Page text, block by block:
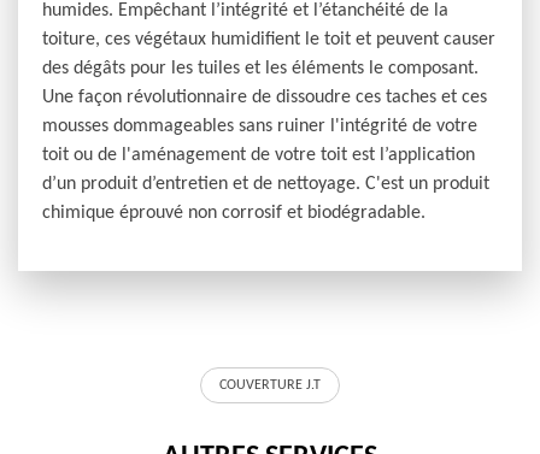
humides. Empêchant l’intégrité et l’étanchéité de la
toiture, ces végétaux humidifient le toit et peuvent causer
des dégâts pour les tuiles et les éléments le composant.
Une façon révolutionnaire de dissoudre ces taches et ces
mousses dommageables sans ruiner l'intégrité de votre
toit ou de l'aménagement de votre toit est l’application
d’un produit d’entretien et de nettoyage. C'est un produit
chimique éprouvé non corrosif et biodégradable.
COUVERTURE J.T